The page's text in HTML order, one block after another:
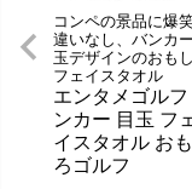
コンペの景品に爆
違いなし、バンカ
玉デザインのおも
フェイスタオル
エンタメゴルフ
ンカー 目玉 フ
イスタオル お
ろゴルフ